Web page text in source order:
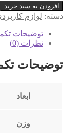
دستمال
نظافت
مدل
mc042
عدد
افزودن به سبد خرید
دسته: لوازم
توضیحات
نظرات (0)
توضیحات
ابعاد
وزن